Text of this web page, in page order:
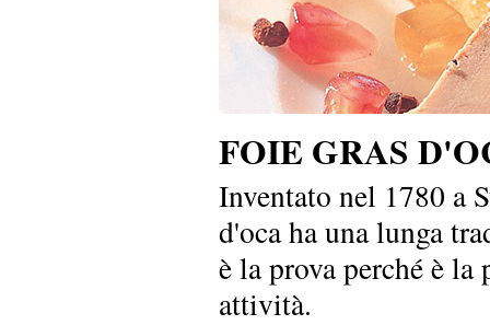
FOIE GRAS
Inventato nel 1780 a
d'oca ha una lunga
è la prova perché è
attività.